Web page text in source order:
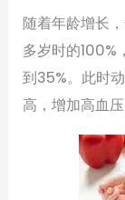
随着年龄增长
多岁时的
到35%。此时
高，增加高血